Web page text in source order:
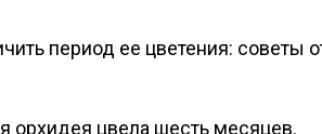
цвела шесть месяцев.